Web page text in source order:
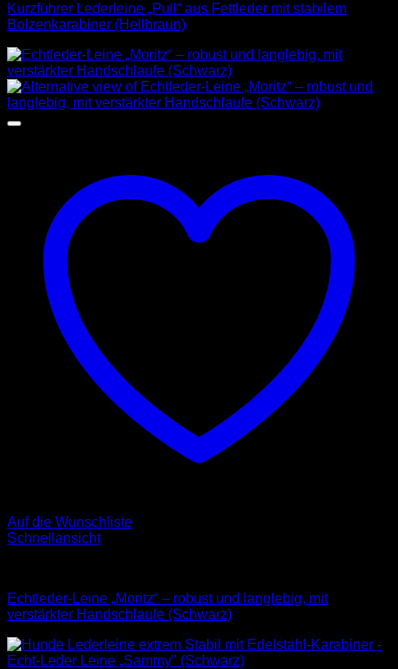
Kurzführer Lederleine „Pull“ aus Fettleder mit stabilem
Bolzenkarabiner (Hellbraun)
Auf die Wunschliste
Schnellansicht
Echtleder-Leine „Moritz“ – robust und langlebig, mit
verstärkter Handschlaufe (Schwarz)